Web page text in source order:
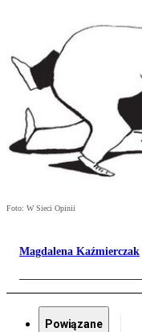
Foto: W Sieci Opinii
Magdalena Kaźmierczak
Powiązane